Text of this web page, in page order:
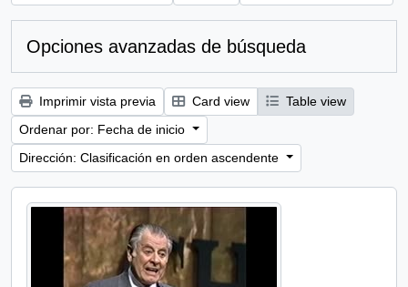
Opciones avanzadas de búsqueda
Imprimir vista previa Card view
Table view
Ordenar por: Fecha de inicio
Dirección: Clasificación en orden ascendente